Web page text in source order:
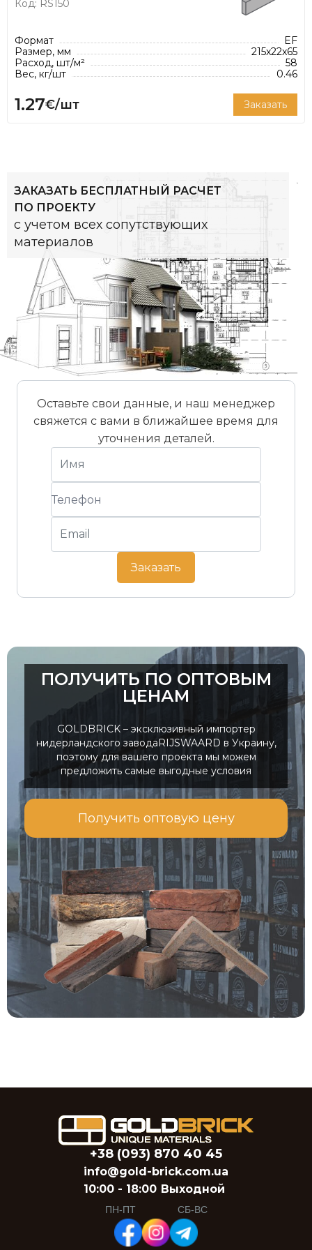
энергоэффективными.
рекомендованной толщины шва 12 мм.
Код: RS150
Формат
EF
Размер, мм
215x22x65
Расход, шт/м²
58
Вес, кг/шт
0.46
1.27€/шт Заказать
ЗАКАЗАТЬ БЕСПЛАТНЫЙ РАСЧЕТ
ПО ПРОЕКТУ
с учетом всех сопутствующих
материалов
Оставьте свои данные, и наш менеджер
свяжется с вами в ближайшее время для
уточнения деталей.
Заказать
ПОЛУЧИТЬ ПО ОПТОВЫМ
ЦЕНАМ
GOLDBRICK – эксклюзивный импортер
нидерландского заводаRIJSWAARD в Украину,
поэтому для вашего проекта мы можем
предложить самые выгодные условия
Получить оптовую цену
+38 (093) 870 40 45
info@gold-brick.com.ua
10:00 - 18:00
ПН-ПТ
Выходной
СБ-ВС